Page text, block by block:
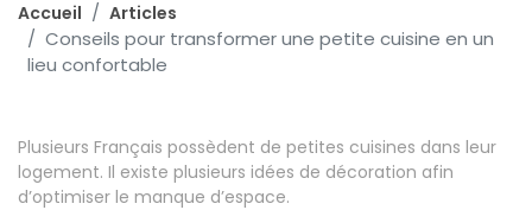
Accueil Articles
Conseils pour transformer une petite cuisine en un
lieu confortable
Plusieurs Français possèdent de petites cuisines dans leur
logement. Il existe plusieurs idées de décoration afin
d’optimiser le manque d’espace.